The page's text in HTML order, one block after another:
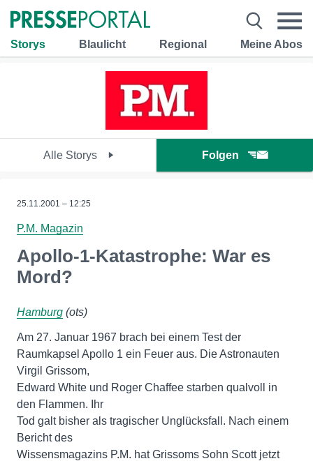
Storys Blaulicht Regional Meine Abos
Alle Storys Folgen
25.11.2001 – 12:25
P.M. Magazin
Apollo-1-Katastrophe: War es
Mord?
Hamburg (ots)
Am 27. Januar 1967 brach bei einem Test der
Raumkapsel Apollo 1 ein Feuer aus. Die Astronauten
Virgil Grissom,
Edward White und Roger Chaffee starben qualvoll in
den Flammen. Ihr
Tod galt bisher als tragischer Unglücksfall. Nach einem
Bericht des
Wissensmagazins P.M. hat Grissoms Sohn Scott jetzt